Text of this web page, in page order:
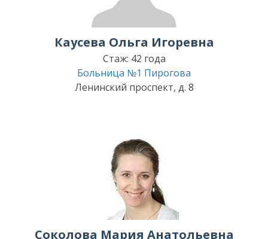
Каусева Ольга Игоревна
Стаж: 42 года
Больница №1 Пирогова
Ленинский проспект, д. 8
Соколова Мария Анатольевна